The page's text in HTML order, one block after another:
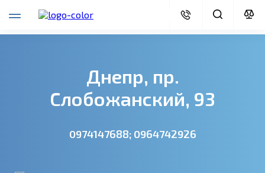
Днепр, пр.
Слобожанский, 93
0974147688; 0964742926